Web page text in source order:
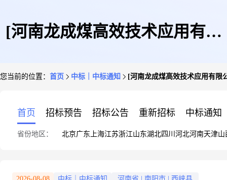
[河南龙成煤高效技术应用有限
您当前的位置： 首页 中标｜中标通知 [河南龙成煤高效技术应用有限
首页 招标预告 招标公告 重新招标 中标通知
省份地区： 北京广东 上海江苏浙江山东湖北四川 河北河南天津山